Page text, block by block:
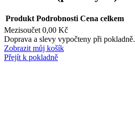
Produkty
v
Produkt Podrobnosti Cena celkem
Mezisoučet 0,00 Kč
Doprava a slevy vypočteny při pokladně.
Zobrazit můj košík
Přejít k pokladně